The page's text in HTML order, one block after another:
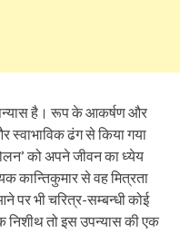
है। रूप के आकर्षण और
स्वाभाविक ढंग से किया गया
को अपने जीवन का ध्येय
कान्तिकुमार से वह मित्रता
पर भी चरित्र-सम्बन्धी कोई
निशीथ तो इस उपन्यास की एक